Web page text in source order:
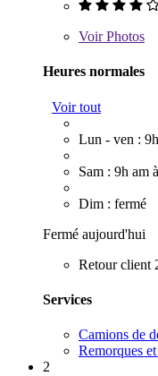
VoirPhotos
Heures normales
Voir tout
Lun - ven :
Sam : 9h am
Dim : fermé
Fermé aujourd'hui
Retour client
Services
Camions de
Remorques
2